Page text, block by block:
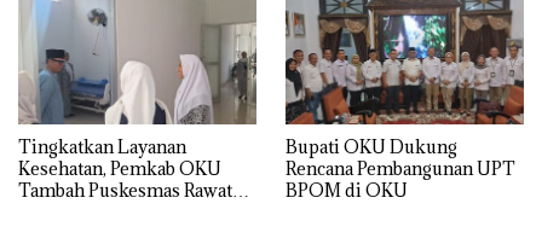
Tingkatkan Layanan
Kesehatan, Pemkab OKU
Tambah Puskesmas Rawat
Bupati OKU Dukung
Rencana Pembangunan UPT
BPOM di OKU